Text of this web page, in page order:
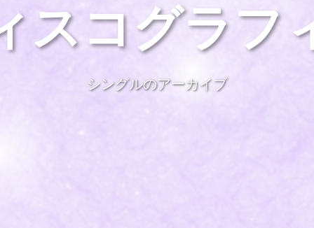
スコグラフ
シングルのアーカイブ